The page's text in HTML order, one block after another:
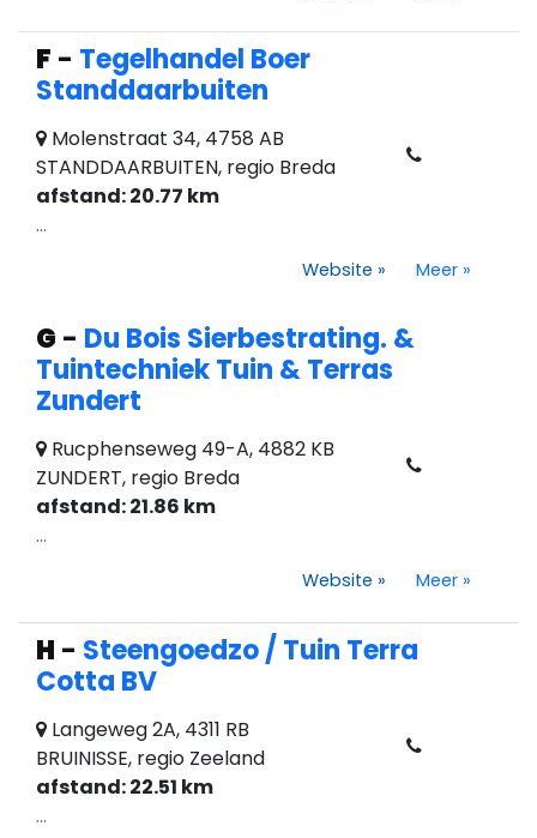
F - Tegelhandel Boer
Standdaarbuiten
Molenstraat 34, 4758 AB
STANDDAARBUITEN, regio Breda
afstand: 20.77 km
...
Website » Meer »
G - Du Bois Sierbestrating. &
Tuintechniek Tuin & Terras
Zundert
Rucphenseweg 49-A, 4882 KB
ZUNDERT, regio Breda
afstand: 21.86 km
...
Website » Meer »
H - Steengoedzo / Tuin Terra
Cotta BV
Langeweg 2A, 4311 RB
BRUINISSE, regio Zeeland
afstand: 22.51 km
...